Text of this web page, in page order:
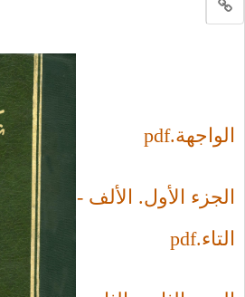
الواجهة.pdf
الجزء الأول. الألف -
التاء.pdf